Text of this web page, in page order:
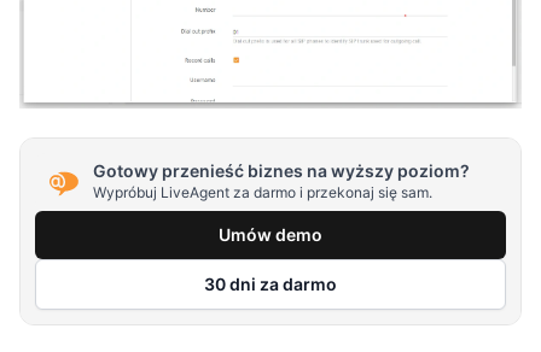
Gotowy przenieść biznes na wyższy poziom?
Wypróbuj LiveAgent za darmo i przekonaj się sam.
Umów demo
30 dni za darmo